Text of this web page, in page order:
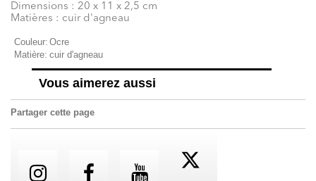
Dimensions : 20 x 11 x 2,5 cm
Matières : cuir d'agneau
Couleur: Ocre
Matière: cuir d'agneau
Vous aimerez aussi
Partager cette page